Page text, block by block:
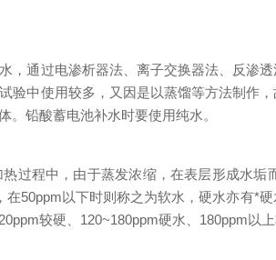
，通过电渗析器法、离子交换器法、反渗
验中使用较多，又因是以蒸馏等方法制作
。铅酸蓄电池补水时要使用纯水。
过程中，由于蒸发浓缩，在表层形成水
50ppm以下时则称之为软水，硬水亦有*
较硬、120~180ppm硬水、180ppm以上